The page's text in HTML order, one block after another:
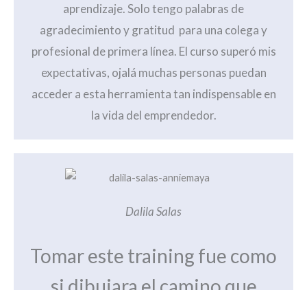
aprendizaje. Solo tengo palabras de
agradecimiento y gratitud para una colega y
profesional de primera línea. El curso superó mis
expectativas, ojalá muchas personas puedan
acceder a esta herramienta tan indispensable en
la vida del emprendedor.
Dalila Salas
Tomar este training fue como